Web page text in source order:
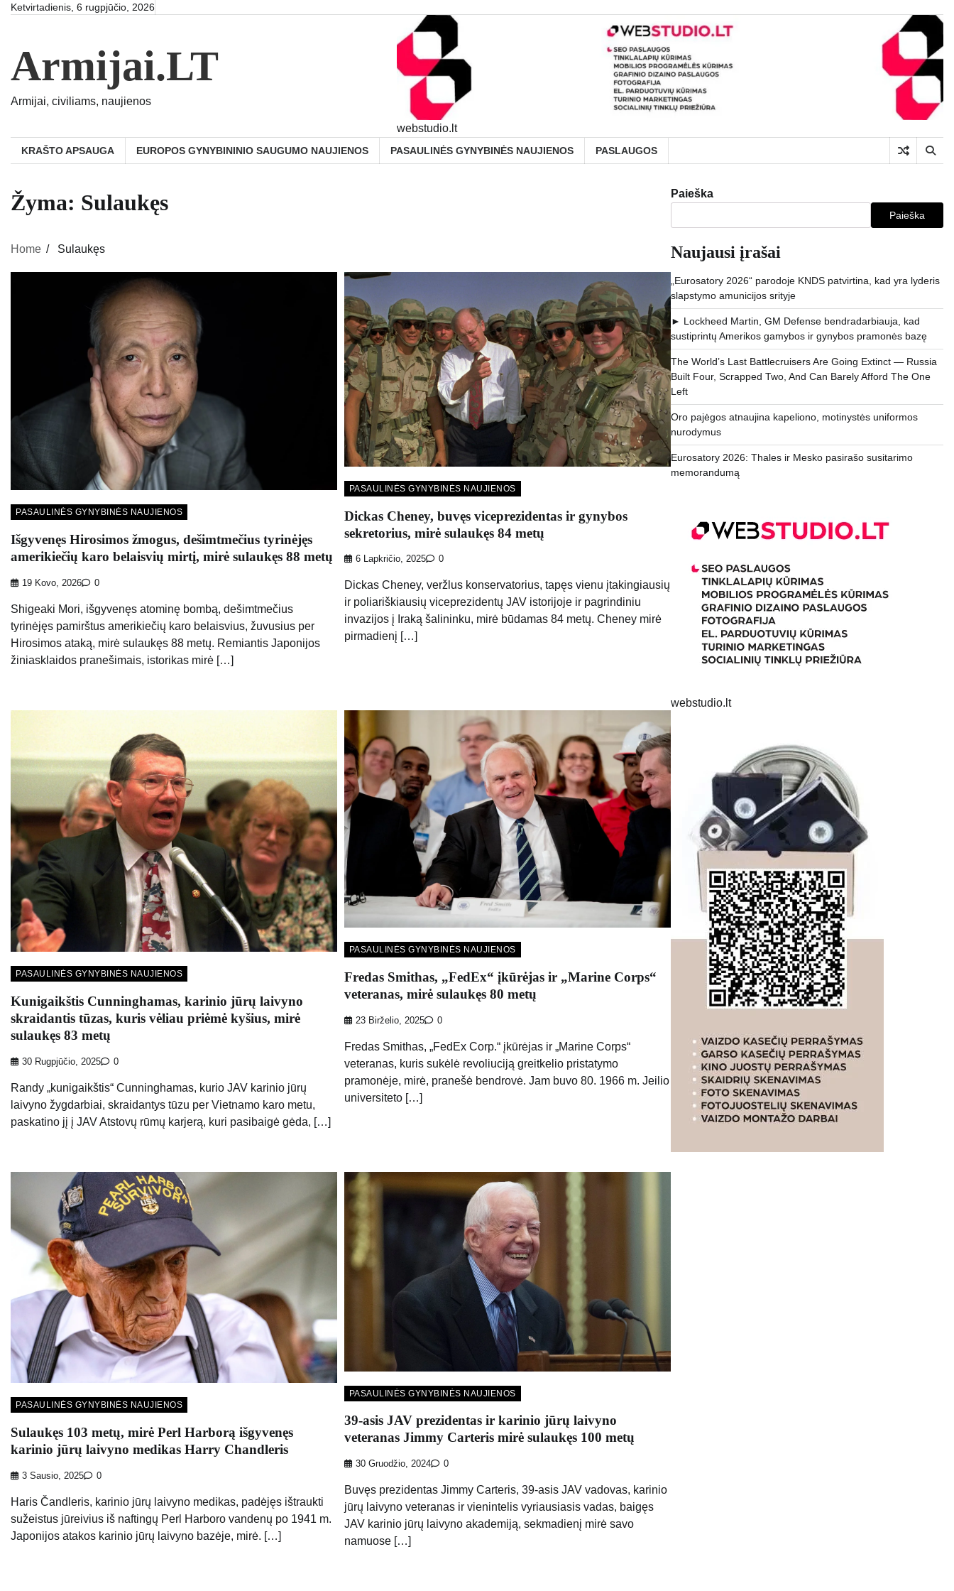
SkipKetvirtadienis, 6 rugpjūčio, 2026
Armijai.LT
Armijai, civiliams, naujienos
webstudio.lt
KRAŠTO APSAUGA EUROPOS GYNYBININIO SAUGUMO NAUJIENOS PASAULINĖS GYNYBINĖS NAUJIENOS PASLAUGOS
Žyma: Sulaukęs
Home Sulaukęs
PASAULINĖS GYNYBINĖS NAUJIENOS
Išgyvenęs Hirosimos žmogus, dešimtmečius tyrinėjęs
amerikiečių karo belaisvių mirtį, mirė sulaukęs 88 metų
19 Kovo, 2026 0
Shigeaki Mori, išgyvenęs atominę bombą, dešimtmečius
tyrinėjęs pamirštus amerikiečių karo belaisvius, žuvusius per
Hirosimos ataką, mirė sulaukęs 88 metų. Remiantis Japonijos
žiniasklaidos pranešimais, istorikas mirė […]
PASAULINĖS GYNYBINĖS NAUJIENOS
Dickas Cheney, buvęs viceprezidentas ir gynybos
sekretorius, mirė sulaukęs 84 metų
6 Lapkričio, 2025 0
Dickas Cheney, veržlus konservatorius, tapęs vienu įtakingiausių
ir poliariškiausių viceprezidentų JAV istorijoje ir pagrindiniu
invazijos į Iraką šalininku, mirė būdamas 84 metų. Cheney mirė
pirmadienį […]
PASAULINĖS GYNYBINĖS NAUJIENOS
Kunigaikštis Cunninghamas, karinio jūrų laivyno
skraidantis tūzas, kuris vėliau priėmė kyšius, mirė
sulaukęs 83 metų
30 Rugpjūčio, 2025 0
Randy „kunigaikštis“ Cunninghamas, kurio JAV karinio jūrų
laivyno žygdarbiai, skraidantys tūzu per Vietnamo karo metu,
paskatino jį į JAV Atstovų rūmų karjerą, kuri pasibaigė gėda, […]
PASAULINĖS GYNYBINĖS NAUJIENOS
Fredas Smithas, „FedEx“ įkūrėjas ir „Marine Corps“
veteranas, mirė sulaukęs 80 metų
23 Birželio, 2025 0
Fredas Smithas, „FedEx Corp.“ įkūrėjas ir „Marine Corps“
veteranas, kuris sukėlė revoliuciją greitkelio pristatymo
pramonėje, mirė, pranešė bendrovė. Jam buvo 80. 1966 m. Jeilio
universiteto […]
PASAULINĖS GYNYBINĖS NAUJIENOS
Sulaukęs 103 metų, mirė Perl Harborą išgyvenęs
karinio jūrų laivyno medikas Harry Chandleris
3 Sausio, 2025 0
Haris Čandleris, karinio jūrų laivyno medikas, padėjęs ištraukti
sužeistus jūreivius iš naftingų Perl Harboro vandenų po 1941 m.
Japonijos atakos karinio jūrų laivyno bazėje, mirė. […]
PASAULINĖS GYNYBINĖS NAUJIENOS
39-asis JAV prezidentas ir karinio jūrų laivyno
veteranas Jimmy Carteris mirė sulaukęs 100 metų
30 Gruodžio, 2024 0
Buvęs prezidentas Jimmy Carteris, 39-asis JAV vadovas, karinio
jūrų laivyno veteranas ir vienintelis vyriausiasis vadas, baigęs
JAV karinio jūrų laivyno akademiją, sekmadienį mirė savo
namuose […]
Paieška
Paieška
Naujausi įrašai
„Eurosatory 2026“ parodoje KNDS patvirtina, kad yra lyderis
slapstymo amunicijos srityje
► Lockheed Martin, GM Defense bendradarbiauja, kad
sustiprintų Amerikos gamybos ir gynybos pramonės bazę
The World’s Last Battlecruisers Are Going Extinct — Russia
Built Four, Scrapped Two, And Can Barely Afford The One
Left
Oro pajėgos atnaujina kapeliono, motinystės uniformos
nurodymus
Eurosatory 2026: Thales ir Mesko pasirašo susitarimo
memorandumą
webstudio.lt